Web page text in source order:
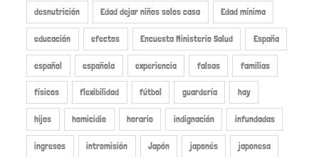
desnutrición Edad dejar niños solos casa Edad mínima
educación efectos Encuesta Ministerio Salud España
español española experiencia falsas familias
físicos flexibilidad fútbol guardería hay
hijos homicidio horario indignación infundadas
ingresos intromisión Japón japonés japonesa